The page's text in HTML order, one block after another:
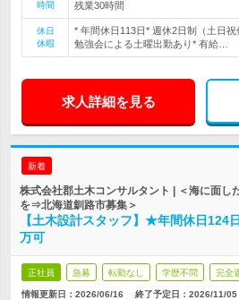
時間
残業30時間
休日
休暇
* 年間休日113日* 週休2日制（土日
勉強会による土曜出勤あり* 有給…
求人詳細を見る
新着
株式会社郡土木コンサルタント | ＜海に面し
を⇒北海道釧路市募集＞
【土木設計スタッフ】★年間休日
万可
正社員 急募 転勤なし 学歴不問 完全
情報更新日：2026/06/16 終了予定日： 2026/11/05